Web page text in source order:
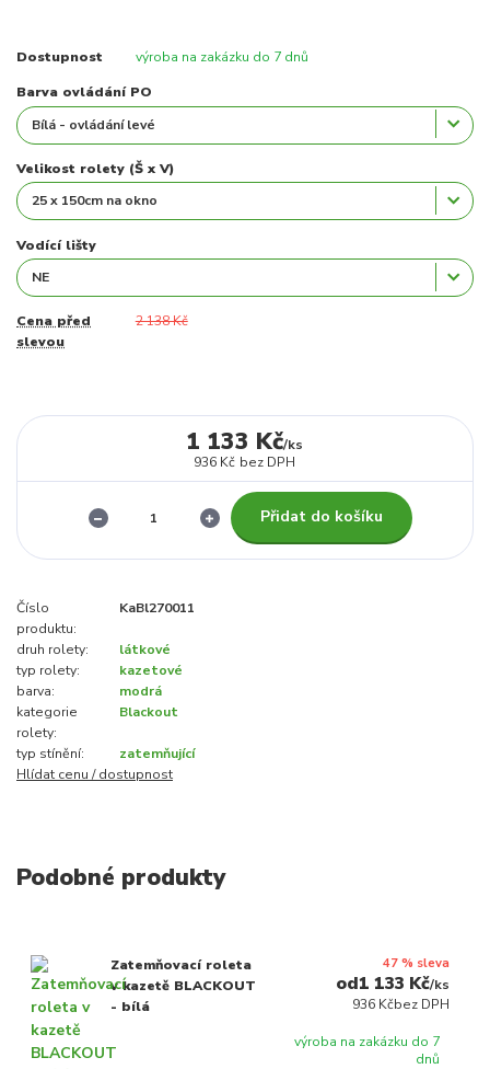
Dostupnost výroba na zakázku do 7 dnů
Barva ovládání PO
Velikost rolety (Š x V)
Vodící lišty
Cena před
slevou
2 138 Kč
1 133 Kč/ks
936 Kč bez DPH
Přidat do košíku
Číslo
produktu:
KaBl270011
druh rolety:
látkové
typ rolety:
kazetové
barva:
modrá
kategorie
rolety:
Blackout
typ stínění:
zatemňující
Hlídat cenu / dostupnost
Podobné produkty
Zatemňovací roleta
v kazetě BLACKOUT
- bílá
47 % sleva
1 133 Kč/ks
936 Kčbez DPH
výroba na zakázku do 7
dnů